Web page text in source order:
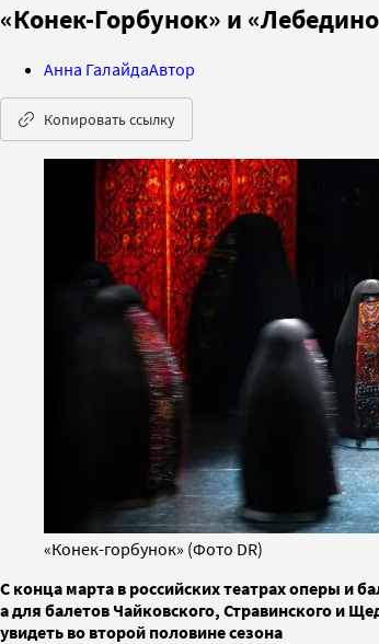
«Конек-Горбунок» и
Анна ГалайдаАвтор
Копировать ссылку
«Конек-горбунок» (Фото DR)
С конца марта в российских театрах оперы и
а для балетов Чайковского, Стравинского и
увидеть во второй половине сезона